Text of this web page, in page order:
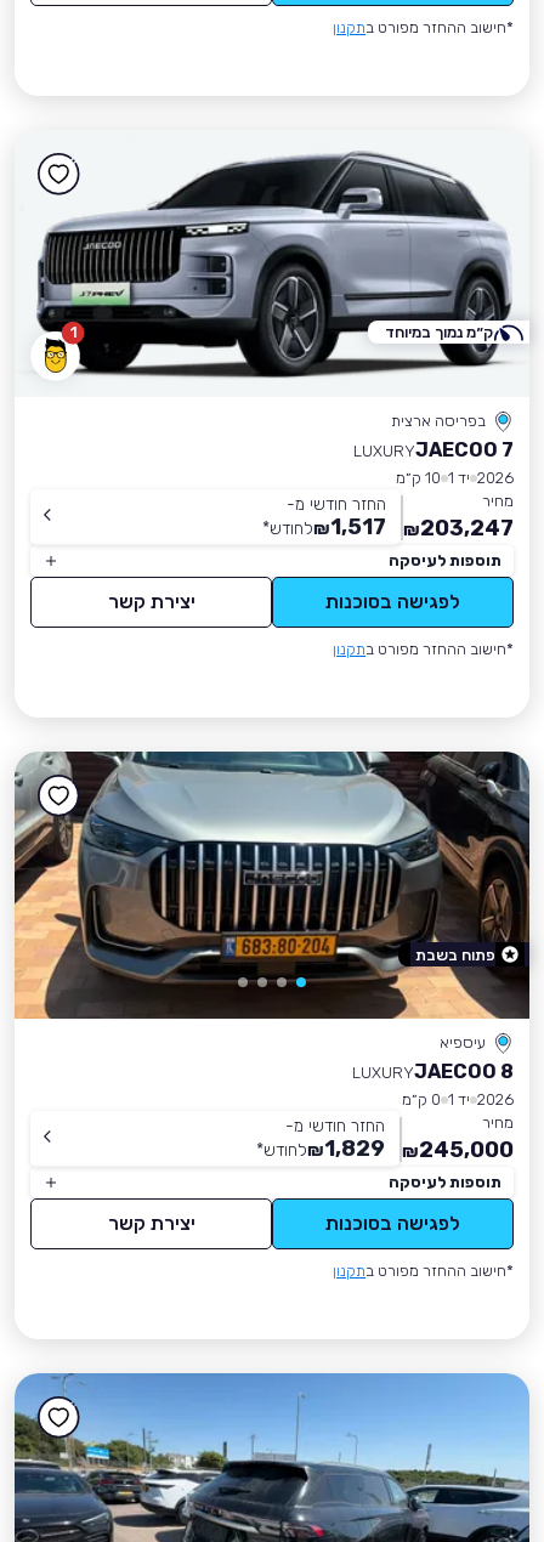
*חישוב ההחזר מפורט בתקנון
1
בפריסה ארצית
JAECOO 7
LUXURY
2026 יד 1
10 ק״מ
מחיר
203,247
₪
החזר חודשי מ-
1,517
₪לחודש*
תוספות לעיסקה
לפגישה בסוכנות יצירת קשר
*חישוב ההחזר מפורט בתקנון
ק״מ נמוך במיוחד
עיספיא
JAECOO 8
LUXURY
2026 יד 1
0 ק״מ
מחיר
245,000
₪
החזר חודשי מ-
1,829
₪לחודש*
תוספות לעיסקה
לפגישה בסוכנות יצירת קשר
*חישוב ההחזר מפורט בתקנון
פתוח בשבת